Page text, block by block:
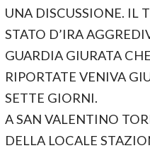
UNA DISCUSSIONE. IL
STATO D’IRA
GUARDIA GIURATA
RIPORTATE VENIVA
SETTE GIORNI.
A SAN VALENTINO
DELLA LOCALE